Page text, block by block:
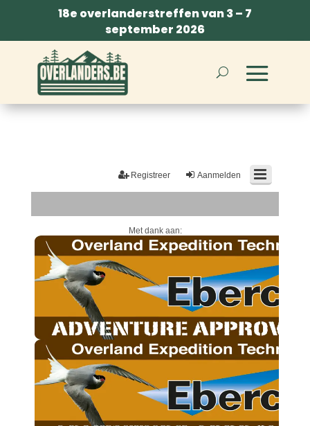
18e overlanderstreffen van 3 – 7
september 2026